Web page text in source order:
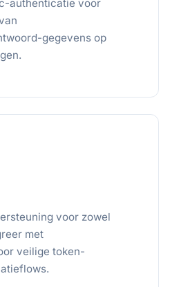
authenticatie voor
gegevens op
voor zowel
met
veilige token-